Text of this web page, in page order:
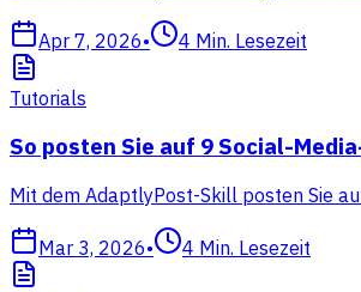
Apr 7, 2026• 4 Min. Lesezeit
Tutorials
So posten Sie auf 9 Social-
Mit dem AdaptlyPost-Skill posten Sie
Mar 3, 2026• 4 Min. Lesezeit